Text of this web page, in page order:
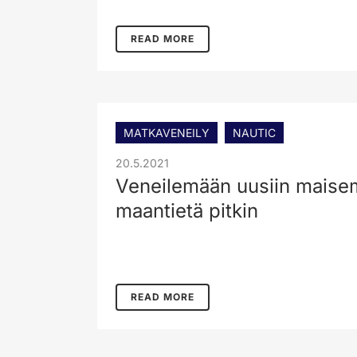
READ MORE
MATKAVENEILY NAUTIC
20.5.2021
Veneilemään uusiin
maantietä pitkin
READ MORE